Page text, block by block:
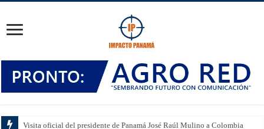
Visita oficial del presidente de Panamá José Raúl Mulino a Colombia